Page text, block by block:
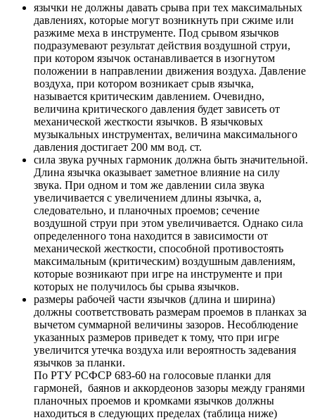
язычки не должны давать срыва при тех максимальных
давлениях, которые могут возникнуть при сжиме или
разжиме меха в инструменте. Под срывом язычков
подразумевают результат действия воздушной струи,
при котором язычок останавливается в изогнутом
положении в направлении движения воздуха. Давление
воздуха, при котором возникает срыв язычка,
называется критическим давлением. Очевидно,
величина критического давления будет зависеть от
механической жесткости язычков. B язычковых
музыкальных инструментах, величина максимального
давления достигает 200 мм вод. ст.
сила звука ручных гармоник должна быть значительной.
Длина язычка оказывает заметное влияние на силу
звука. При одном и том же давлении сила звука
увеличивается c увеличением длины язычка, а,
следовательно, и планочных проемов; сечение
воздушной струи при этом увеличивается. Однако сила
определенного тона находится в зависимости от
механической жесткости, способной противостоять
максимальным (критическим) воздушным давлениям,
которые возникают при игре на инструменте и при
которых не получилось бы срыва язычков.
размеры рабочей части язычков (длина и ширина)
должны соответствовать размерам проемов в планках за
вычетом суммарной величины зазоров. Несоблюдение
указанных размеров приведет к тому, что при игре
увеличится утечка воздуха или вероятность задевания
язычков за планки.
По РТУ РСФСР 683-60 на голосовые планки для
гармоней, баянов и аккордеонов зазоры между гранями
планочных проемов и кромками язычков должны
находиться в следующих пределах (таблица ниже)